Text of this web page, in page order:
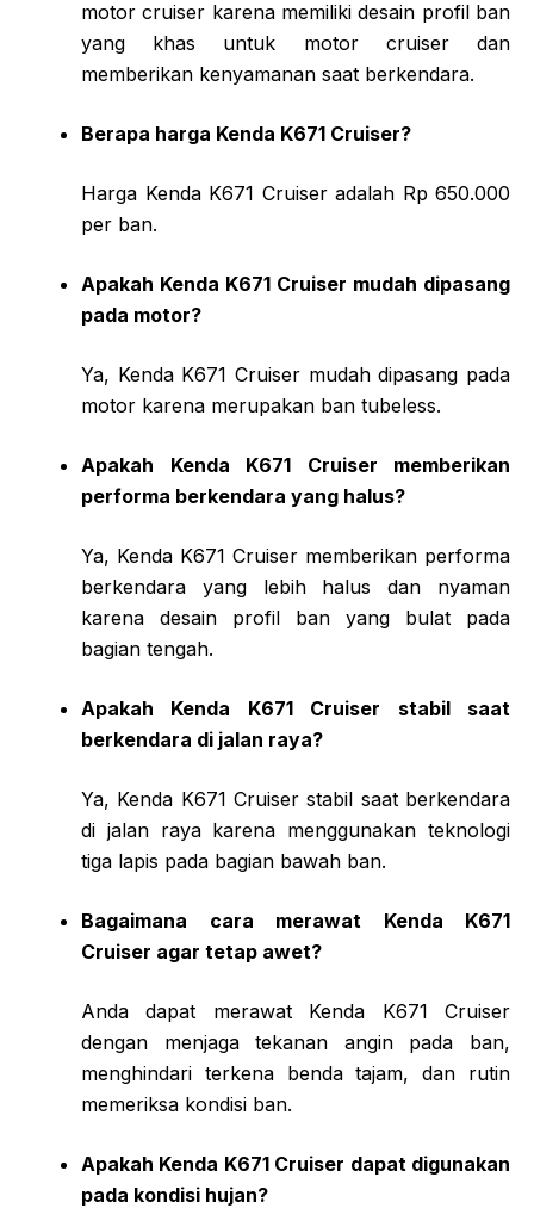
motor cruiser karena memiliki desain profil ban
yang khas untuk motor cruiser dan
memberikan kenyamanan saat berkendara.
Berapa harga Kenda K671 Cruiser?
Harga Kenda K671 Cruiser adalah Rp 650.000
per ban.
Apakah Kenda K671 Cruiser mudah dipasang
pada motor?
Ya, Kenda K671 Cruiser mudah dipasang pada
motor karena merupakan ban tubeless.
Apakah Kenda K671 Cruiser memberikan
performa berkendara yang halus?
Ya, Kenda K671 Cruiser memberikan performa
berkendara yang lebih halus dan nyaman
karena desain profil ban yang bulat pada
bagian tengah.
Apakah Kenda K671 Cruiser stabil saat
berkendara di jalan raya?
Ya, Kenda K671 Cruiser stabil saat berkendara
di jalan raya karena menggunakan teknologi
tiga lapis pada bagian bawah ban.
Bagaimana cara merawat Kenda K671
Cruiser agar tetap awet?
Anda dapat merawat Kenda K671 Cruiser
dengan menjaga tekanan angin pada ban,
menghindari terkena benda tajam, dan rutin
memeriksa kondisi ban.
Apakah Kenda K671 Cruiser dapat digunakan
pada kondisi hujan?